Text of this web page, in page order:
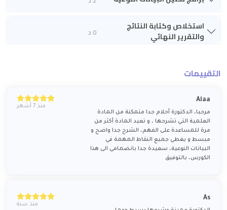
استخلاص وكتابة النتائج
والتقرير النهائي
0 د
التقييمات
Alaa
مرحبا، الدكتورة أحلام جدا متمكنة من المادة
العلمية التي تشرحها ، و تعيد المادة أكثر من
مرة للمساعدة على الفهم، الشرح جدا واضح و
مبسط و يغطي جميع النقاط المهمة في
البيانات النوعية، سعيدة جدا بانضمامي الى هذا
الكورس، بالتوفيق
منذ 7 أشهر
As
منذ سنة